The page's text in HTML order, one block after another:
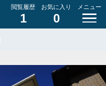
閲覧履歴
1
お気に入り
0
メニュー